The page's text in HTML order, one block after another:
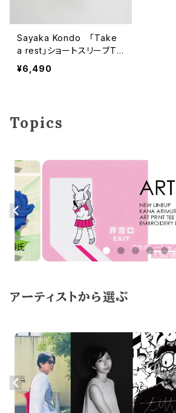
Sayaka Kondo 「Take
a rest」ショートスリーブT
シャツ
¥6,490
Topics
アーティストから選ぶ